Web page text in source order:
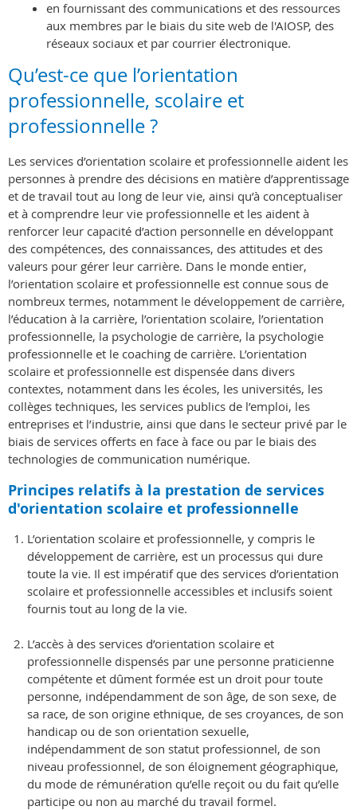
en fournissant des communications et des ressources
aux membres par le biais du site web de l'AIOSP, des
réseaux sociaux et par courrier électronique.
Qu’est-ce que l’orientation
professionnelle, scolaire et
professionnelle ?
Les services d’orientation scolaire et professionnelle aident les
personnes à prendre des décisions en matière d’apprentissage
et de travail tout au long de leur vie, ainsi qu’à conceptualiser
et à comprendre leur vie professionnelle et les aident à
renforcer leur capacité d’action personnelle en développant
des compétences, des connaissances, des attitudes et des
valeurs pour gérer leur carrière. Dans le monde entier,
l’orientation scolaire et professionnelle est connue sous de
nombreux termes, notamment le développement de carrière,
l’éducation à la carrière, l’orientation scolaire, l’orientation
professionnelle, la psychologie de carrière, la psychologie
professionnelle et le coaching de carrière. L’orientation
scolaire et professionnelle est dispensée dans divers
contextes, notamment dans les écoles, les universités, les
collèges techniques, les services publics de l’emploi, les
entreprises et l’industrie, ainsi que dans le secteur privé par le
biais de services offerts en face à face ou par le biais des
technologies de communication numérique.
Principes relatifs à la prestation de services
d'orientation scolaire et professionnelle
L’orientation scolaire et professionnelle, y compris le
développement de carrière, est un processus qui dure
toute la vie. Il est impératif que des services d’orientation
scolaire et professionnelle accessibles et inclusifs soient
fournis tout au long de la vie.
L’accès à des services d’orientation scolaire et
professionnelle dispensés par une personne praticienne
compétente et dûment formée est un droit pour toute
personne, indépendamment de son âge, de son sexe, de
sa race, de son origine ethnique, de ses croyances, de son
handicap ou de son orientation sexuelle,
indépendamment de son statut professionnel, de son
niveau professionnel, de son éloignement géographique,
du mode de rémunération qu’elle reçoit ou du fait qu’elle
participe ou non au marché du travail formel.